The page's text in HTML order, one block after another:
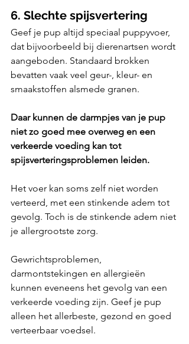
6. Slechte spijsvertering
Geef je pup altijd speciaal puppyvoer,
dat bijvoorbeeld bij dierenartsen wordt
aangeboden. Standaard brokken
bevatten vaak veel geur-, kleur- en
smaakstoffen alsmede granen.
Daar kunnen de darmpjes van je pup
niet zo goed mee overweg en een
verkeerde voeding kan tot
spijsverteringsproblemen leiden.
Het voer kan soms zelf niet worden
verteerd, met een stinkende adem tot
gevolg. Toch is de stinkende adem niet
je allergrootste zorg.
Gewrichtsproblemen,
darmontstekingen en allergieën
kunnen eveneens het gevolg van een
verkeerde voeding zijn. Geef je pup
alleen het allerbeste, gezond en goed
verteerbaar voedsel.